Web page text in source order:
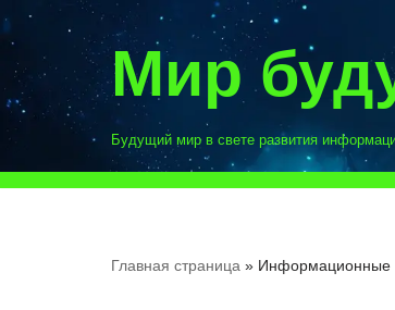
Перейти
к
содержимому
Мир
Будущий мир в свете развития
Главная страница » Информационные